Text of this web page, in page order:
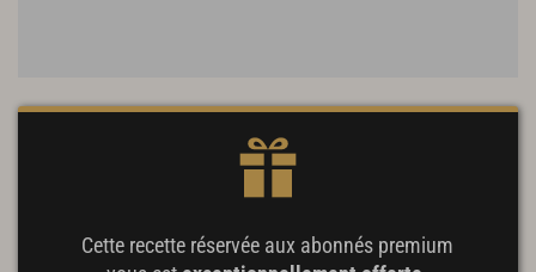
Cette recette réservée aux abonnés premium